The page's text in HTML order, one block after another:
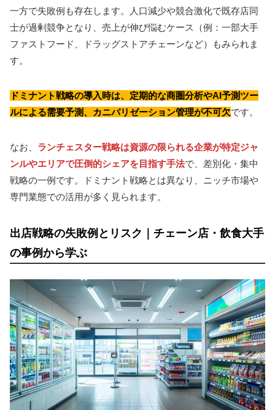
一方で失敗例も存在します。人口減少や競合激化で既存店同
士が過剰競争となり、売上が伸び悩むケース（例：一部大手
ファストフード、ドラッグストアチェーンなど）もみられま
す。
ドミナント戦略の導入時は、定期的な商圏分析やAI予測ツー
ルによる需要予測、カニバリゼーション管理が不可欠です。
なお、 ランチェスター戦略は資源の限られる企業が特定ジャ
ンルやエリアで圧倒的シェアを目指す手法で、差別化・集中
戦略の一例です。ドミナント戦略とは異なり、ニッチ市場や
専門業態での活用が多く見られます。
出店戦略の失敗例とリスク｜チェーン店・飲食大手
の事例から学ぶ